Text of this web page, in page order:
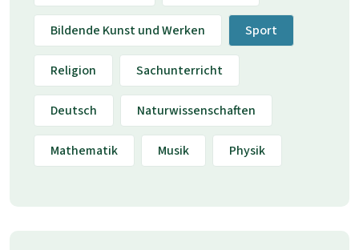
Bildende Kunst und Werken Sport
Religion Sachunterricht
Deutsch Naturwissenschaften
Mathematik Musik Physik